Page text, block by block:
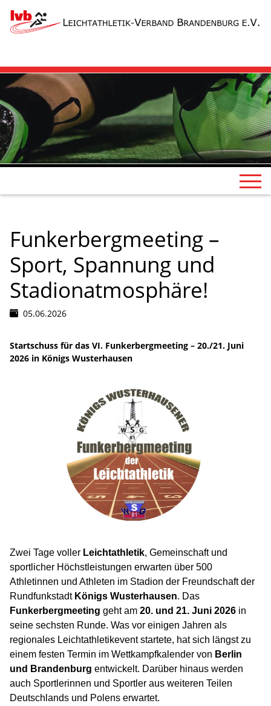
Funkerbergmeeting –
Sport, Spannung und
Stadionatmosphäre!
05.06.2026
Startschuss für das VI. Funkerbergmeeting – 20./21. Juni
2026 in Königs Wusterhausen
Zwei Tage voller Leichtathletik, Gemeinschaft und
sportlicher Höchstleistungen erwarten über 500
Athletinnen und Athleten im Stadion der Freundschaft der
Rundfunkstadt Königs Wusterhausen. Das
Funkerbergmeeting geht am 20. und 21. Juni 2026 in
seine sechsten Runde. Was vor einigen Jahren als
regionales Leichtathletikevent startete, hat sich längst zu
einem festen Termin im Wettkampfkalender von Berlin
und Brandenburg entwickelt. Darüber hinaus werden
auch Sportlerinnen und Sportler aus weiteren Teilen
Deutschlands und Polens erwartet.